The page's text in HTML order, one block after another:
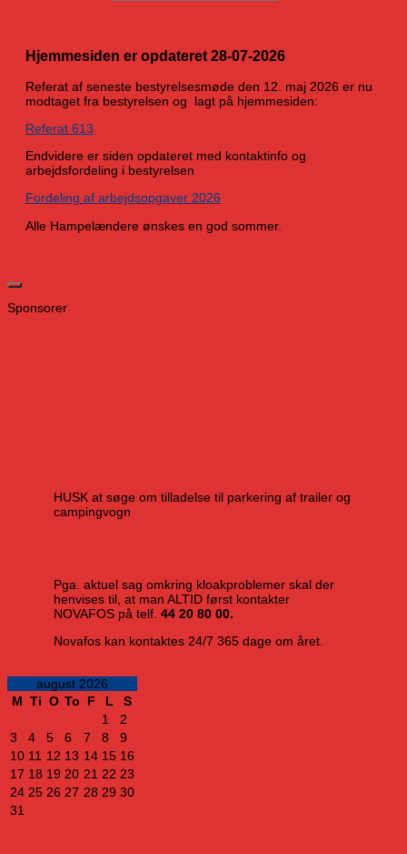
Hjemmesiden er opdateret 28-07-2026
Referat af seneste bestyrelsesmøde den 12. maj 2026 er nu
modtaget fra bestyrelsen og lagt på hjemmesiden:
Referat 613
Endvidere er siden opdateret med kontaktinfo og
arbejdsfordeling i bestyrelsen
Fordeling af arbejdsopgaver 2026
Alle Hampelændere ønskes en god sommer.
Sponsorer
HUSK at søge om tilladelse til parkering af trailer og
campingvogn
Pga. aktuel sag omkring kloakproblemer skal der
henvises til, at man ALTID først kontakter
NOVAFOS på telf. 44 20 80 00.
Novafos kan kontaktes 24/7 365 dage om året.
august 2026
M Ti O To F L
S
1
2
3
4 5 6 7 8
9
10 11 12 13 14 15 16
17 18 19 20 21 22 23
24 25 26 27 28 29 30
31